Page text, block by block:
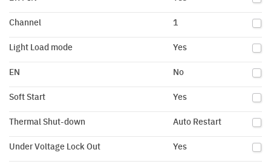
Channel 1
Light Load mode Yes
EN No
Soft Start Yes
Thermal Shut-down Auto Restart
Under Voltage Lock Out Yes